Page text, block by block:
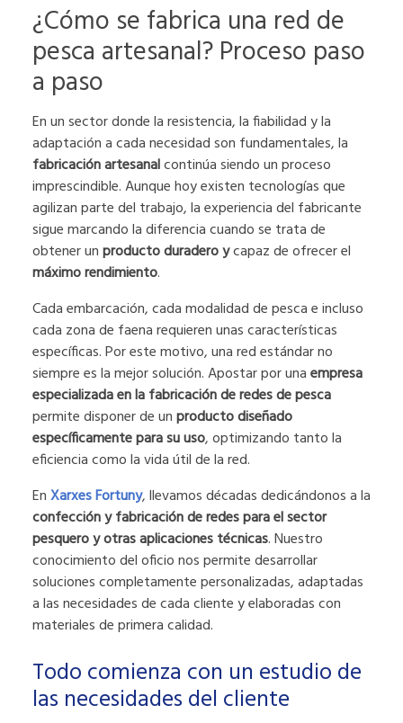
¿Cómo se fabrica una red de
pesca artesanal? Proceso paso
a paso
En un sector donde la resistencia, la fiabilidad y la
adaptación a cada necesidad son fundamentales, la
fabricación artesanalcontinúa siendo un proceso
imprescindible. Aunque hoy existen tecnologías que
agilizan parte del trabajo, la experiencia del fabricante
sigue marcando la diferencia cuando se trata de
obtener unproducto duradero ycapaz de ofrecer el
máximo rendimiento.
Cada embarcación, cada modalidad de pesca e incluso
cada zona de faena requieren unas características
específicas. Por este motivo, una red estándar no
siempre es la mejor solución. Apostar por unaempresa
especializada en la fabricación de redes de pesca
permite disponer de unproducto diseñado
específicamente para su uso, optimizando tanto la
eficiencia como la vida útil de la red.
EnXarxes Fortuny, llevamos décadas dedicándonos a la
confección y fabricación de redes para el sector
pesquero y otras aplicaciones técnicas. Nuestro
conocimiento del oficio nos permite desarrollar
soluciones completamente personalizadas, adaptadas
a las necesidades de cada cliente y elaboradas con
materiales de primera calidad.
Todo comienza con un estudio de
las necesidades del cliente